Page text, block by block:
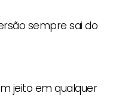
sempre sai do
jeito em qualquer